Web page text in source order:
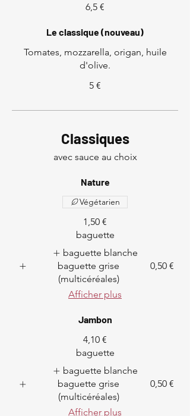
6,5 €
Le classique (nouveau)
Tomates, mozzarella, origan, huile
d'olive.
5 €
Classiques
Nature
1,50 €
Végétarien
baguette
baguette blanche
baguette grise
(multicéréales)
0,50 €
Afficher plus
Jambon
4,10 €
baguette
baguette blanche
baguette grise
(multicéréales)
0,50 €
Afficher plus